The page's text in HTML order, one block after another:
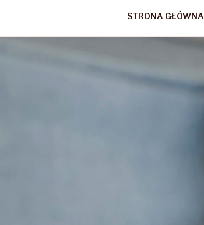
STRONA GŁÓWNA